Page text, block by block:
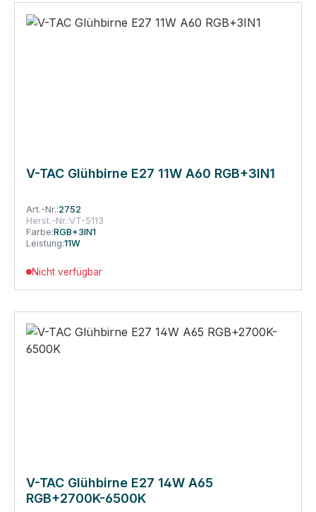
V-TAC Glühbirne E27 11W A60 RGB+3IN1
Art.-Nr.:2752
Herst.-Nr.:VT-5113
Farbe:RGB+3IN1
Leistung:11W
Nicht verfügbar
V-TAC Glühbirne E27 14W A65
RGB+2700K-6500K